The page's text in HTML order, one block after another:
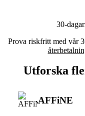
30-
Prova riskfritt med vår
Utforska
AFFiNE